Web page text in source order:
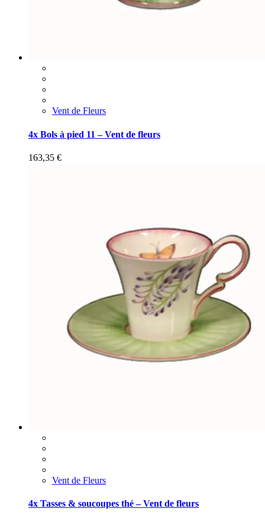
Vent de Fleurs
4x Bols à pied 11 – Vent de fleurs
163,35 €
Vent de Fleurs
4x Tasses & soucoupes thé – Vent de fleurs